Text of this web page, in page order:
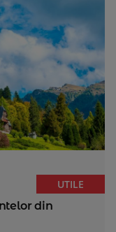
UTILE
din